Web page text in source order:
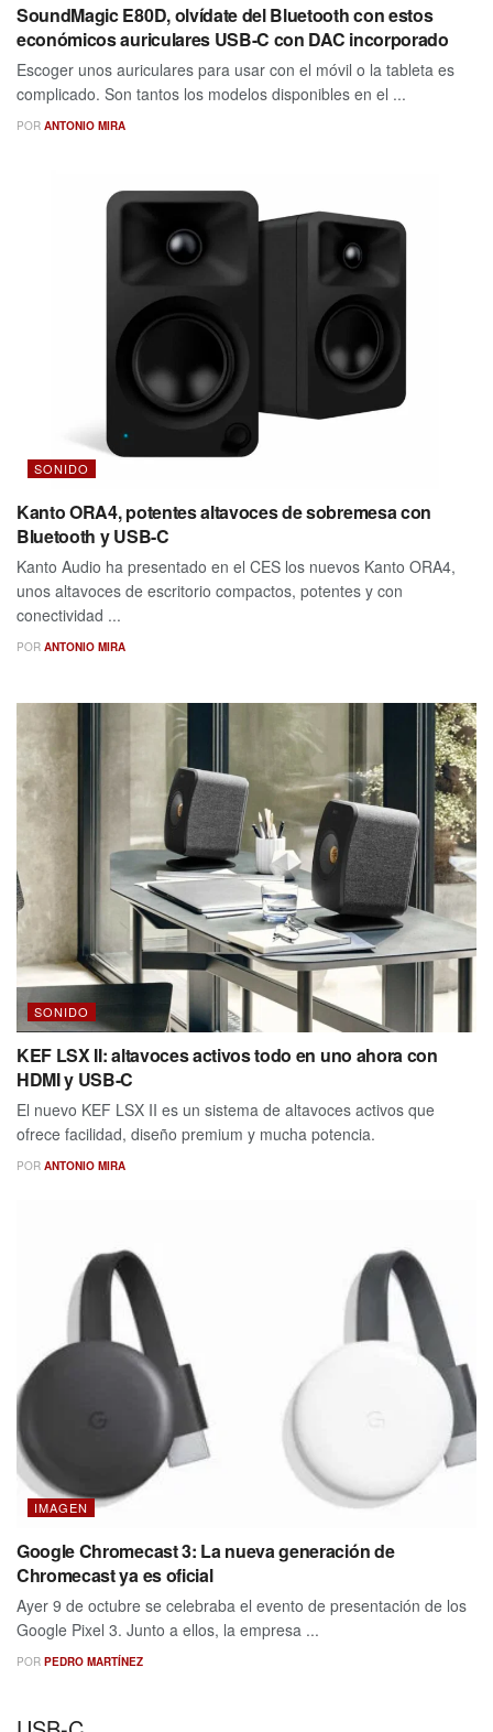
SoundMagic E80D, olvídate del Bluetooth con estos
económicos auriculares USB-C con DAC incorporado
Escoger unos auriculares para usar con el móvil o la tableta es
complicado. Son tantos los modelos disponibles en el ...
POR ANTONIO MIRA
SONIDO
Kanto ORA4, potentes altavoces de sobremesa con
Bluetooth y USB-C
Kanto Audio ha presentado en el CES los nuevos Kanto ORA4,
unos altavoces de escritorio compactos, potentes y con
conectividad ...
POR ANTONIO MIRA
SONIDO
KEF LSX II: altavoces activos todo en uno ahora con
HDMI y USB-C
El nuevo KEF LSX II es un sistema de altavoces activos que
ofrece facilidad, diseño premium y mucha potencia.
POR ANTONIO MIRA
IMAGEN
Google Chromecast 3: La nueva generación de
Chromecast ya es oficial
Ayer 9 de octubre se celebraba el evento de presentación de los
Google Pixel 3. Junto a ellos, la empresa ...
POR PEDRO MARTÍNEZ